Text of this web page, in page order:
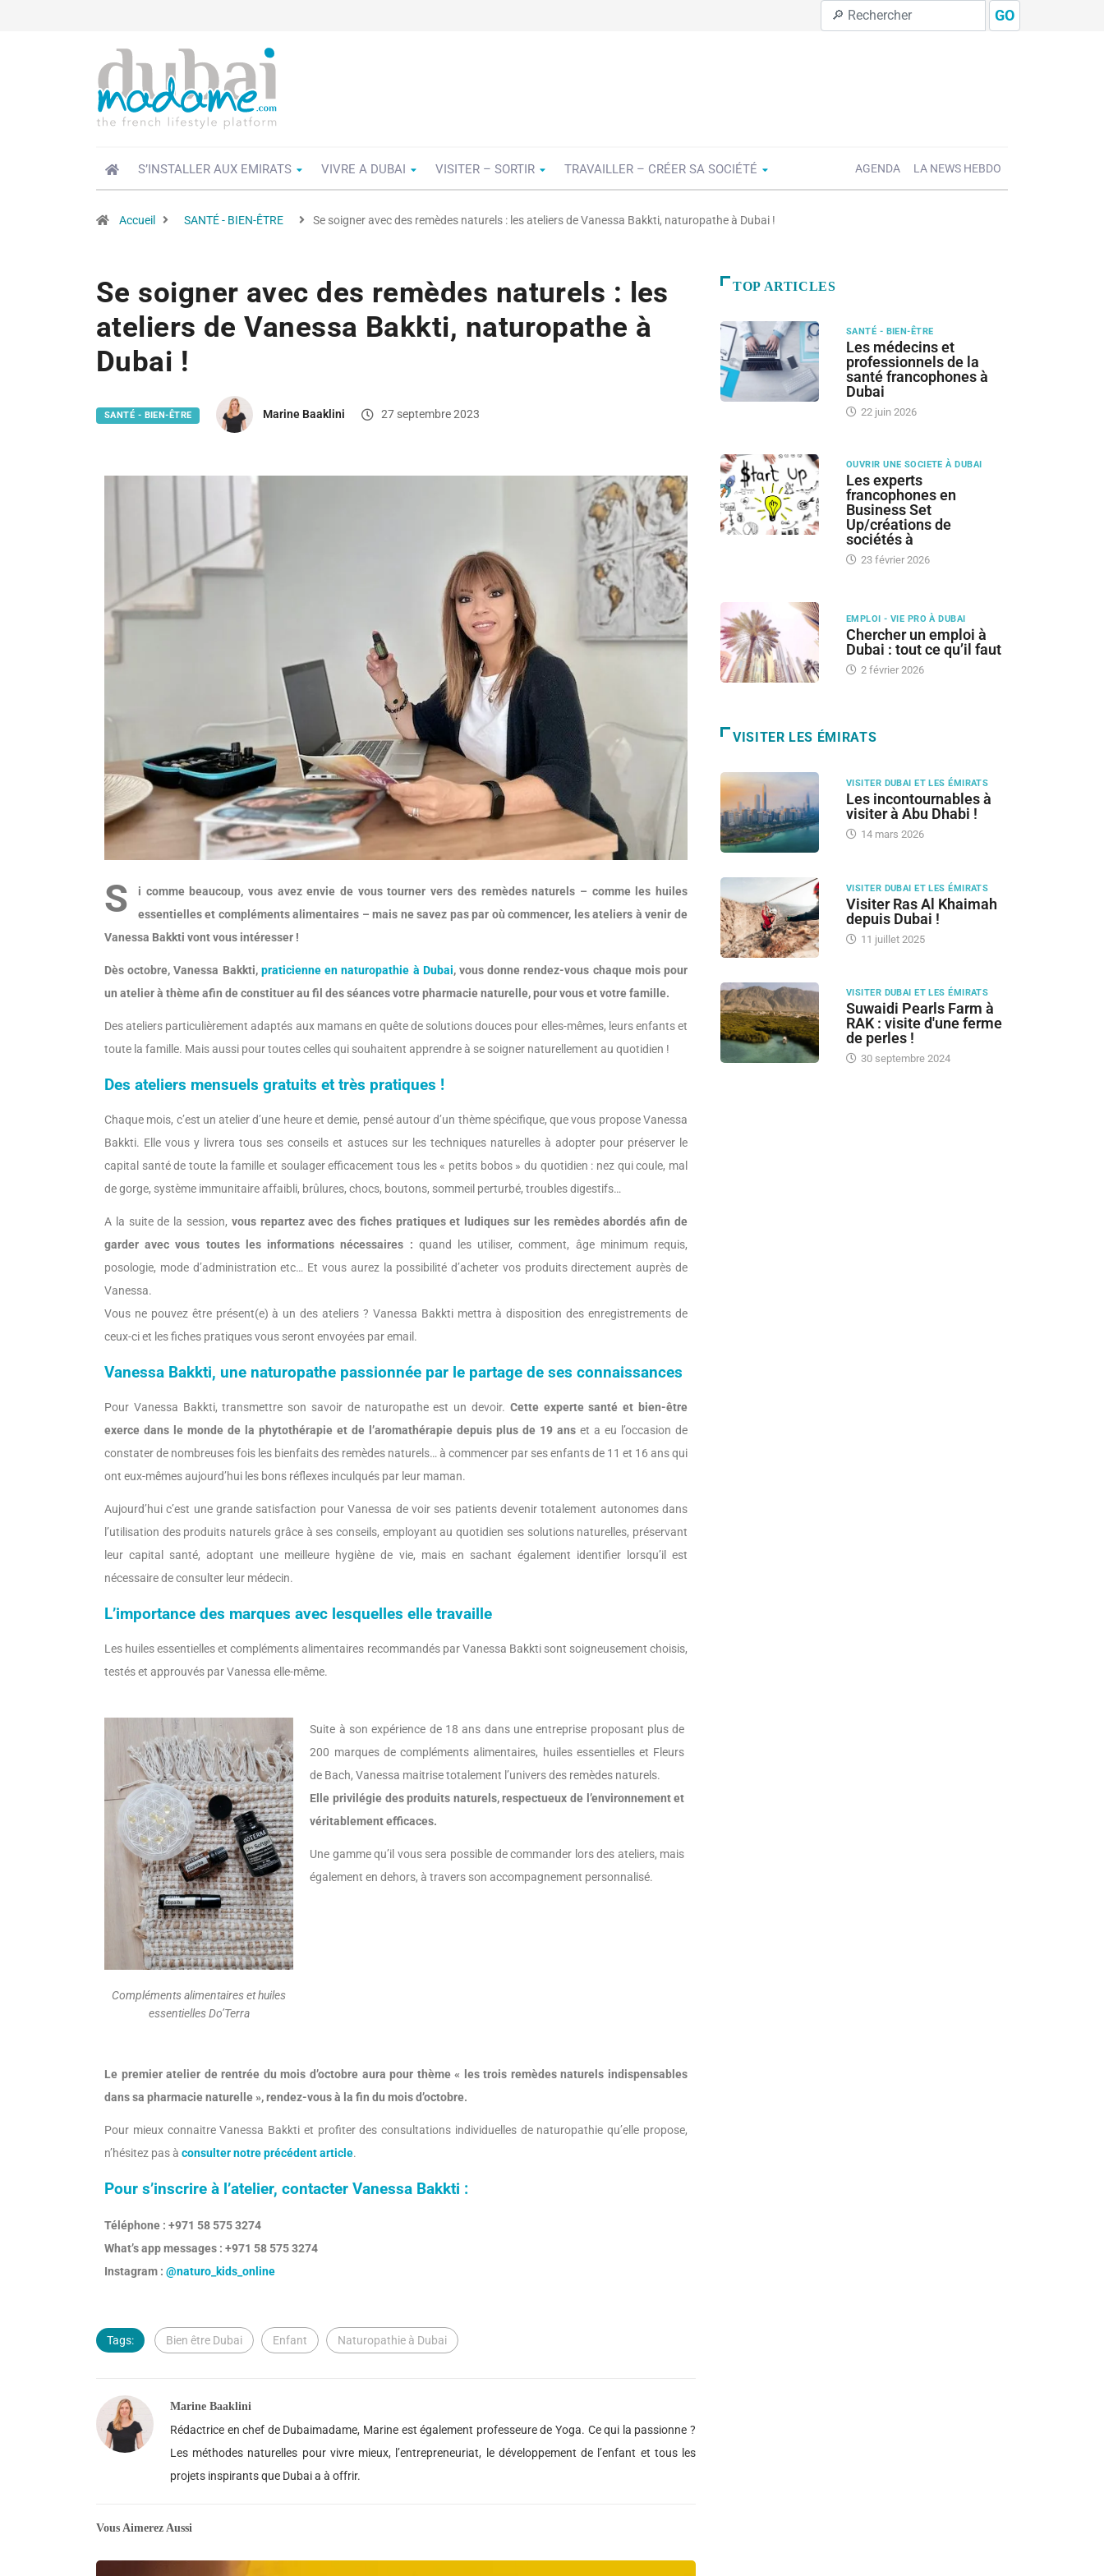
GO
S’INSTALLER AUX EMIRATS VIVRE A DUBAI VISITER – SORTIR TRAVAILLER – CRÉER SA SOCIÉTÉ AGENDA LA NEWS HEBDO
Accueil SANTÉ - BIEN-ÊTRE Se soigner avec des remèdes naturels : les ateliers de Vanessa Bakkti, naturopathe à Dubai !
Se soigner avec des remèdes naturels : les
ateliers de Vanessa Bakkti, naturopathe à
Dubai !
SANTÉ - BIEN-ÊTRE Marine Baaklini 27 septembre 2023
S
i comme beaucoup, vous avez envie de vous tourner vers des remèdes naturels – comme les huiles
essentielles et compléments alimentaires – mais ne savez pas par où commencer, les ateliers à venir de
Vanessa Bakkti vont vous intéresser !
Dès octobre, Vanessa Bakkti,praticienne en naturopathie à Dubai, vous donne rendez-vous chaque mois pour
un atelier à thème afin de constituer au fil des séances votre pharmacie naturelle, pour vous et votre famille.
Des ateliers particulièrement adaptés aux mamans en quête de solutions douces pour elles-mêmes, leurs enfants et
toute la famille. Mais aussi pour toutes celles qui souhaitent apprendre à se soigner naturellement au quotidien !
Des ateliers mensuels gratuits et très pratiques !
Chaque mois, c’est un atelier d’une heure et demie, pensé autour d’un thème spécifique, que vous propose Vanessa
Bakkti. Elle vous y livrera tous ses conseils et astuces sur les techniques naturelles à adopter pour préserver le
capital santé de toute la famille et soulager efficacement tous les « petits bobos » du quotidien : nez qui coule, mal
de gorge, système immunitaire affaibli, brûlures, chocs, boutons, sommeil perturbé, troubles digestifs…
A la suite de la session, vous repartez avec des fiches pratiques et ludiques sur les remèdes abordés afin de
garder avec vous toutes les informations nécessaires : quand les utiliser, comment, âge minimum requis,
posologie, mode d’administration etc… Et vous aurez la possibilité d’acheter vos produits directement auprès de
Vanessa.
Vous ne pouvez être présent(e) à un des ateliers ? Vanessa Bakkti mettra à disposition des enregistrements de
ceux-ci et les fiches pratiques vous seront envoyées par email.
Vanessa Bakkti, une naturopathe passionnée par le partage de ses connaissances
Pour Vanessa Bakkti, transmettre son savoir de naturopathe est un devoir. Cette experte santé et bien-être
exerce dans le monde de la phytothérapie et de l’aromathérapie depuis plus de 19 ans et a eu l’occasion de
constater de nombreuses fois les bienfaits des remèdes naturels… à commencer par ses enfants de 11 et 16 ans qui
ont eux-mêmes aujourd’hui les bons réflexes inculqués par leur maman.
Aujourd’hui c’est une grande satisfaction pour Vanessa de voir ses patients devenir totalement autonomes dans
l’utilisation des produits naturels grâce à ses conseils, employant au quotidien ses solutions naturelles, préservant
leur capital santé, adoptant une meilleure hygiène de vie, mais en sachant également identifier lorsqu’il est
nécessaire de consulter leur médecin.
L’importance des marques avec lesquelles elle travaille
Les huiles essentielles et compléments alimentaires recommandés par Vanessa Bakkti sont soigneusement choisis,
testés et approuvés par Vanessa elle-même.
Compléments alimentaires et huiles
essentielles Do’Terra
Suite à son expérience de 18 ans dans une entreprise proposant plus de
200 marques de compléments alimentaires, huiles essentielles et Fleurs
de Bach, Vanessa maitrise totalement l’univers des remèdes naturels.
Elle privilégie des produits naturels, respectueux de l’environnement et
véritablement efficaces.
Une gamme qu’il vous sera possible de commander lors des ateliers, mais
également en dehors, à travers son accompagnement personnalisé.
Le premier atelier de rentrée du mois d’octobre aura pour thème « les trois remèdes naturels indispensables
dans sa pharmacie naturelle », rendez-vous à la fin du mois d’octobre.
Pour mieux connaitre Vanessa Bakkti et profiter des consultations individuelles de naturopathie qu’elle propose,
n’hésitez pas à consulter notre précédent article.
Pour s’inscrire à l’atelier, contacter Vanessa Bakkti :
Téléphone : +971 58 575 3274
What’s app messages : +971 58 575 3274
Instagram : @naturo_kids_online
Tags: Bien être Dubai Enfant Naturopathie à Dubai
Marine Baaklini
Rédactrice en chef de Dubaimadame, Marine est également professeure de Yoga. Ce qui la passionne ?
Les méthodes naturelles pour vivre mieux, l’entrepreneuriat, le développement de l’enfant et tous les
projets inspirants que Dubai a à offrir.
Vous Aimerez Aussi
TOP ARTICLES
SANTÉ - BIEN-ÊTRE
Les médecins et
professionnels de la
santé francophones à
Dubai
22 juin 2026
OUVRIR UNE SOCIETE À DUBAI
Les experts
francophones en
Business Set
Up/créations de
sociétés à
23 février 2026
EMPLOI - VIE PRO À DUBAI
Chercher un emploi à
Dubai : tout ce qu’il faut
2 février 2026
VISITER LES ÉMIRATS
VISITER DUBAI ET LES ÉMIRATS
Les incontournables à
visiter à Abu Dhabi !
14 mars 2026
VISITER DUBAI ET LES ÉMIRATS
Visiter Ras Al Khaimah
depuis Dubai !
11 juillet 2025
VISITER DUBAI ET LES ÉMIRATS
Suwaidi Pearls Farm à
RAK : visite d'une ferme
de perles !
30 septembre 2024